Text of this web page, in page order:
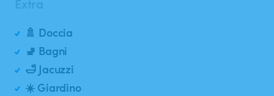
🚿 Doccia
🚽 Bagni
🛁 Jacuzzi
☀️ Giardino